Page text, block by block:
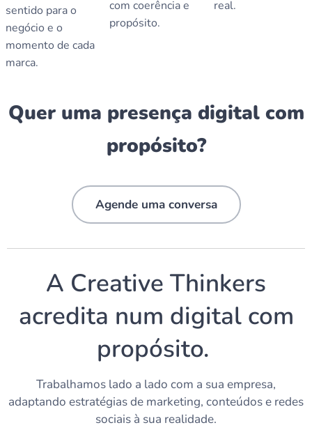
sentido para o
negócio e o
momento de cada
marca.
com coerência e
propósito.
real.
Quer uma presença digital com
propósito?
Agende uma conversa
A Creative Thinkers
acredita num digital com
propósito.
Trabalhamos lado a lado com a sua empresa,
adaptando estratégias de marketing, conteúdos e redes
sociais à sua realidade.